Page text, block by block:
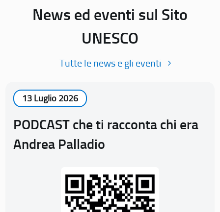
News ed eventi sul Sito
UNESCO
Tutte le news e gli eventi
13 Luglio 2026
PODCAST che ti racconta chi era
Andrea Palladio